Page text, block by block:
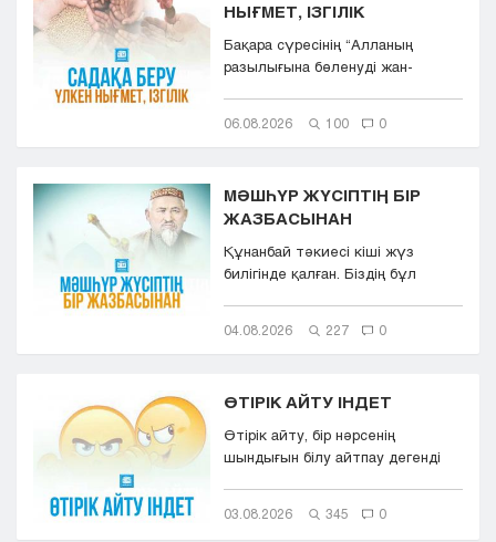
НЫҒМЕТ, ІЗГІЛІК
Бақара сүресінің “Aлланың
разылығына бөленуді жан-
06.08.2026 100 0
МӘШҺҮР ЖҮСІПТІҢ БІР
ЖАЗБАСЫНАН
Құнанбай тәкиесі кіші жүз
билігінде қалған. Біздің бұл
04.08.2026 227 0
ӨТІРІК АЙТУ ІНДЕТ
Өтірік айту, бір нәрсенің
шындығын білу айтпау дегенді
03.08.2026 345 0